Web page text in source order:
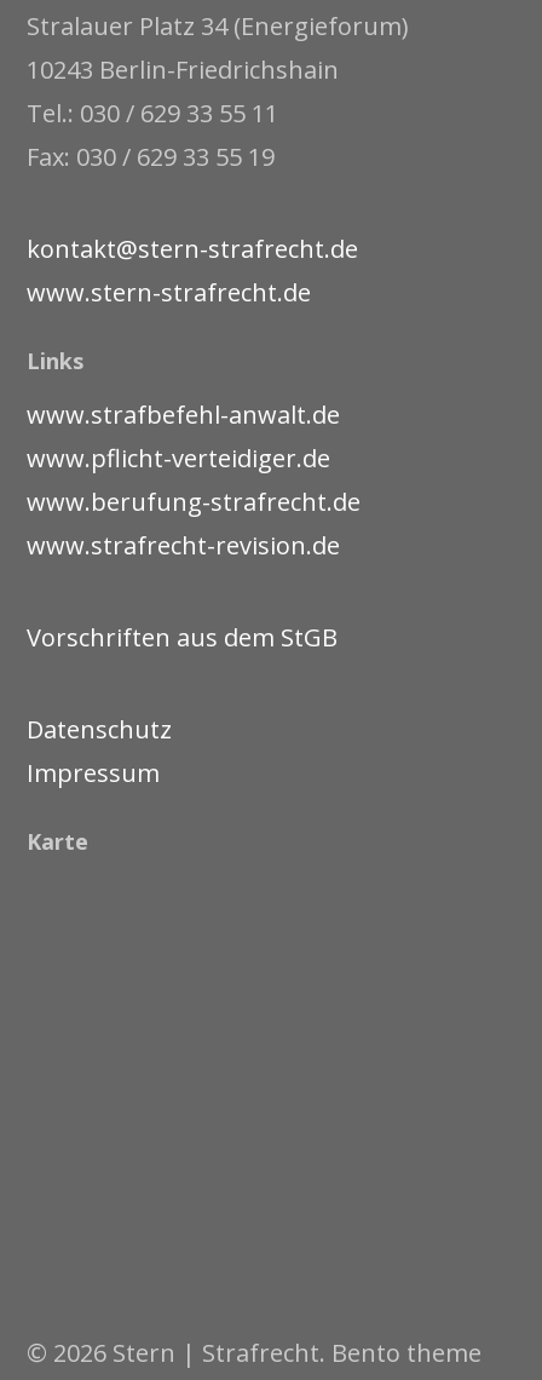
Stralauer Platz 34 (Energieforum)
10243 Berlin-Friedrichshain
Tel.: 030 / 629 33 55 11
Fax: 030 / 629 33 55 19
kontakt@stern-strafrecht.de
www.stern-strafrecht.de
Links
www.strafbefehl-anwalt.de
www.pflicht-verteidiger.de
www.berufung-strafrecht.de
www.strafrecht-revision.de
Vorschriften aus dem StGB
Datenschutz
Impressum
Karte
© 2026 Stern | Strafrecht. Bento theme